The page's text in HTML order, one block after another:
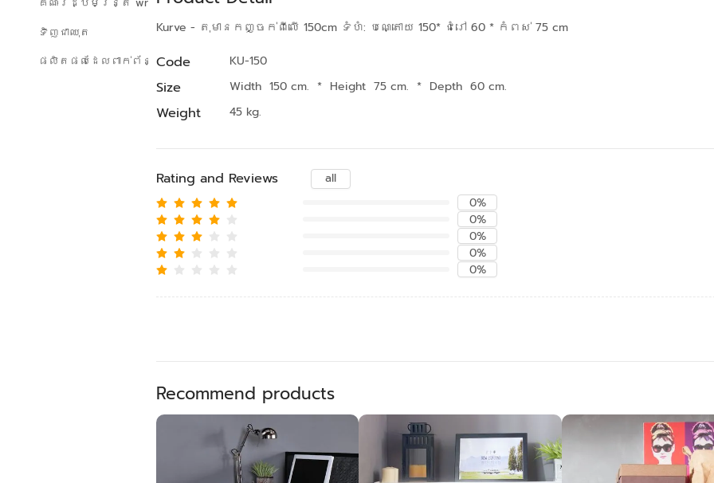
ទិញជាឈុត
ផលិតផលដែលពាក់ព័ន្ធ
Kurve - តុមានកញ្ចក់ពីលើ 150cm ទំហំ: បណ្តោយ 150* ជំរៅ 60 * កំពស់ 75 cm
Code KU-150
Size Width 150 cm. * Height 75 cm. * Depth 60 cm.
Weight 45 kg.
Rating and Reviews
all
0%
0%
0%
0%
0%
Recommend products